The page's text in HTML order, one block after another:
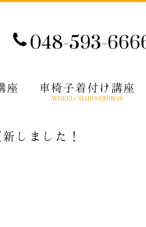
048-593-
座 車椅子着付け講座
WHEELCHAIR SEMINAR
しました！